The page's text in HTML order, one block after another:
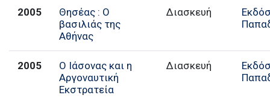
2005
Θησέας : O
βασιλιάς της
Αθήνας
Διασκευή
2005
Ο Ιάσονας και η
Αργοναυτική
Εκστρατεία
Διασκευή